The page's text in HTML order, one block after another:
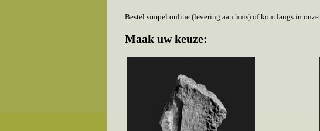
Bestel simpel online (levering aan huis) of kom langs in onze
Maak uw keuze: